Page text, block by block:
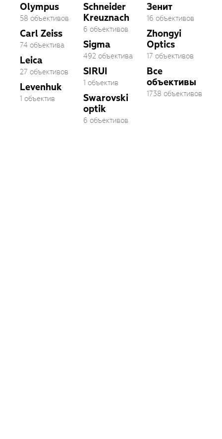
Olympus
58 объективов
Carl Zeiss
74 объектива
Leica
27 объективов
Levenhuk
1 объектив
Schneider
Kreuznach
6 объективов
Sigma
492 объектива
SIRUI
1 объектив
Swarovski
optik
6 объективов
Зенит
16 объективов
Zhongyi
Optics
17 объективов
Все
объективы
1738 объективов